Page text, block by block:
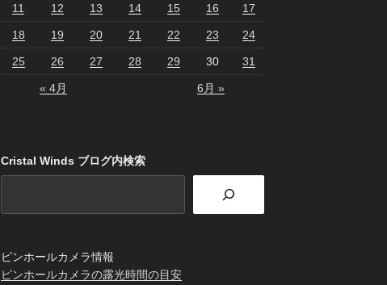
11 12 13 14 15 16 17
18 19 20 21 22 23 24
25 26 27 28 29 30 31
« 4月 6月 »
Cristal Winds ブログ内検索
ピンホールカメラ情報
ピンホールカメラの露光時間の目安